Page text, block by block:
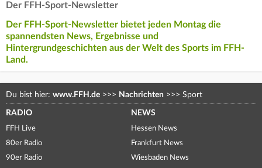
Der FFH-Sport-Newsletter
Der FFH-Sport-Newsletter bietet jeden Montag die
spannendsten News, Ergebnisse und
Hintergrundgeschichten aus der Welt des Sports im FFH-
Land.
Du bist hier: www.FFH.de >>> Nachrichten >>> Sport
RADIO
FFH Live
80er Radio
90er Radio
NEWS
Hessen News
Frankfurt News
Wiesbaden News